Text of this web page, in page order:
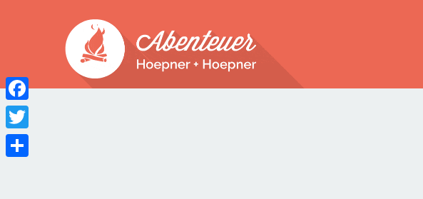
Facebook
Twitter